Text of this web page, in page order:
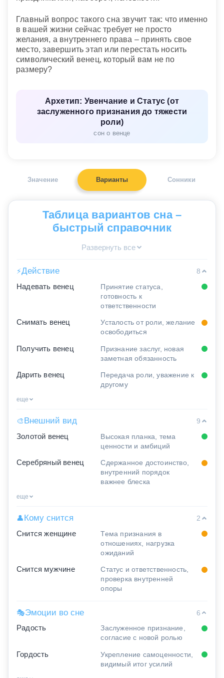
Главный вопрос такого сна звучит так: что именно
в вашей жизни сейчас требует не просто
желания, а внутреннего права – принять свое
место, завершить этап или перестать носить
символический венец, который вам не по
размеру?
Архетип: Увенчание и Статус (от
заслуженного признания до тяжести
роли)
сон о венце
Значение Варианты Сонники
Таблица вариантов сна –
быстрый справочник
Развернуть все
⚡Действие
8
Надевать венец
Принятие статуса,
готовность к
ответственности
Снимать венец
Усталость от роли, желание
освободиться
Получить венец
Признание заслуг, новая
заметная обязанность
Дарить венец
Передача роли, уважение к
другому
еще
🎨Внешний вид
9
Золотой венец
Высокая планка, тема
ценности и амбиций
Серебряный венец
Сдержанное достоинство,
внутренний порядок
важнее блеска
еще
👤Кому снится
2
Снится женщине
Тема признания в
отношениях, нагрузка
ожиданий
Снится мужчине
Статус и ответственность,
проверка внутренней
опоры
🎭Эмоции во сне
6
Радость
Заслуженное признание,
согласие с новой ролью
Гордость
Укрепление самоценности,
видимый итог усилий